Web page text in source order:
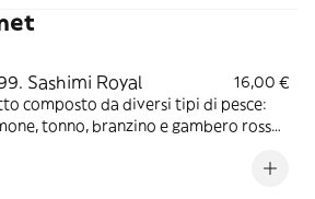
Sashimi Royal
16,00 €
composto da diversi tipi di pesce:
tonno, branzino e gambero rosso